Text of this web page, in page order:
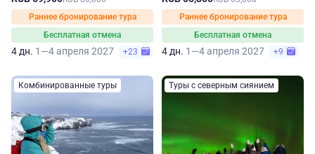
Раннее бронирование тура
Бесплатная отмена
4 дн. 1—4 апреля 2027 +23
Раннее бронирование тура
Бесплатная отмена
4 дн. 1—4 апреля 2027 +9
Комбинированные туры Туры с северным сиянием